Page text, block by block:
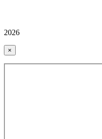
2026
×